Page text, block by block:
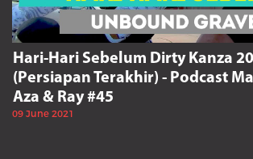
Hari-Hari Sebelum Dirty Kanza
(Persiapan Terakhir) - Podcast
Aza & Ray #45
09 June 2021